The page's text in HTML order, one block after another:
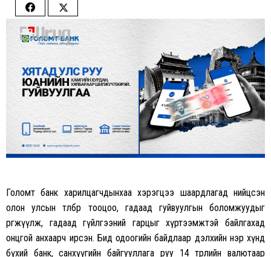
Share
on
Share
on
Twitter
Голомт банк харилцагчдынхаа хэрэгцээ шаардлагад нийцсэн
олон улсын төлбөр тооцоо, гадаад гуйвуулгын боломжуудыг
өргөжүүлж, гадаад гүйлгээний гарцыг хүртээмжтэй байлгахад
онцгой анхаарч ирсэн. Бид одоогийн байдлаар дэлхийн нэр хүнд
бүхий банк, санхүүгийн байгууллага руу 14 төрлийн валютаар